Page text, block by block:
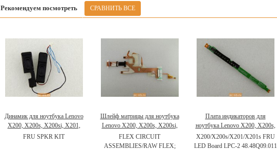
Рекомендуем посмотреть
Динамик для ноутбука Lenovo
X200, X200s, X200si, X201,
X201i, X201s 60Y5409
FRU SPKR KIT
Шлейф матрицы для ноутбука
Lenovo X200, X200s, X200si,
X201, X201i, X201s 44C9991
FLEX CIRCUIT
ASSEMBLIES/RAW FLEX;
Плата индикаторов для
ноутбука Lenovo X200, X200s,
X200si, X201, X201i, X201s
63Y1594
X200/X200s/X201/X201s FRU
LED Board LPC-2 48.48Q09.011